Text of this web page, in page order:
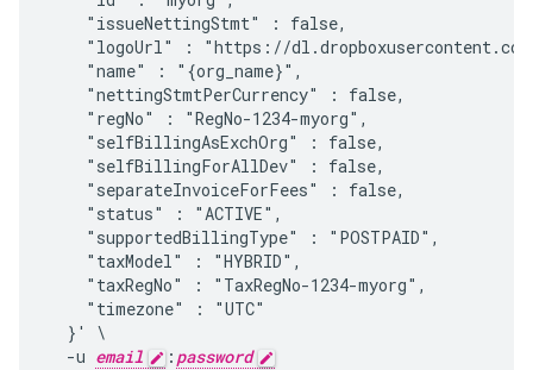
    "issueNettingStmt" : false,
"logoUrl" : "https://
    "name" : "{org_name}",
    "nettingStmtPerCurrency" : false,
    "regNo" : "RegNo-1234-myorg",
    "selfBillingAsExchOrg" : false,
    "selfBillingForAllDev" : false,
    "separateInvoiceForFees" : false,
    "status" : "ACTIVE",
    "supportedBillingType" : "POSTPAID",
    "taxModel" : "HYBRID",
    "taxRegNo" : "TaxRegNo-1234-myorg",
    "timezone" : "UTC"
  }' \
  -u
email : password